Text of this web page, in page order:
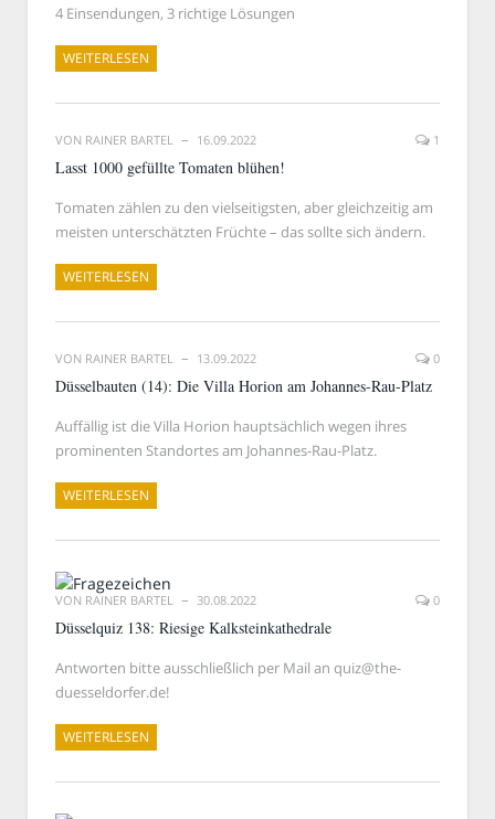
4 Einsendungen, 3 richtige Lösungen
WEITERLESEN
VON RAINER BARTEL 16.09.2022 1
Lasst 1000 gefüllte Tomaten blühen!
Tomaten zählen zu den vielseitigsten, aber gleichzeitig am
meisten unterschätzten Früchte – das sollte sich ändern.
WEITERLESEN
VON RAINER BARTEL 13.09.2022 0
Düsselbauten (14): Die Villa Horion am Johannes-Rau-Platz
Auffällig ist die Villa Horion hauptsächlich wegen ihres
prominenten Standortes am Johannes-Rau-Platz.
WEITERLESEN
VON RAINER BARTEL 30.08.2022 0
Düsselquiz 138: Riesige Kalksteinkathedrale
Antworten bitte ausschließlich per Mail an quiz@the-
duesseldorfer.de!
WEITERLESEN